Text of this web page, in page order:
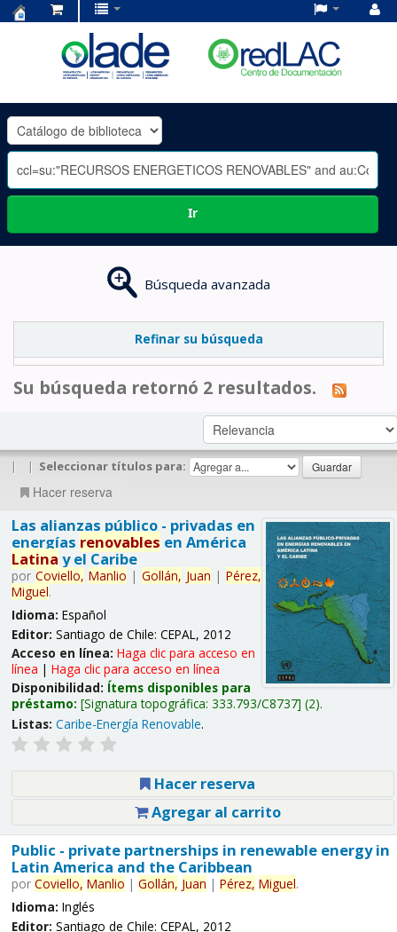
OLADE
-
Ir
Búsqueda avanzada
Refinar su búsqueda
Su búsqueda retornó 2 resultados.
| | Seleccionar títulos para:
Hacer reserva
Las alianzas público - privadas en
energías renovables en América
Latina y el Caribe
por Coviello, Manlio | Gollán, Juan | Pérez,
Miguel.
Idioma: Español
Editor: Santiago de Chile: CEPAL, 2012
Acceso en línea: Haga clic para acceso en
línea | Haga clic para acceso en línea
Disponibilidad: Ítems disponibles para
préstamo: Signatura topográfica: 333.793/C8737 (2).
Listas: Caribe-Energía Renovable.
Hacer reserva
Agregar al carrito
Public - private partnerships in renewable energy in
Latin America and the Caribbean
por Coviello, Manlio | Gollán, Juan | Pérez, Miguel.
Idioma: Inglés
Editor: Santiago de Chile: CEPAL, 2012